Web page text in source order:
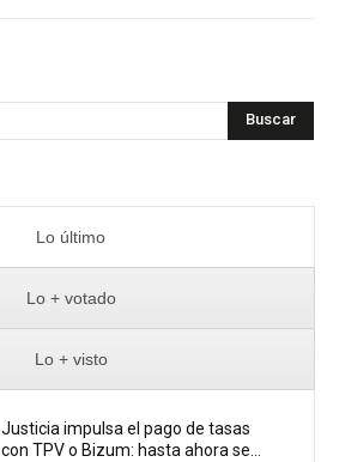
Buscar
Lo último
Lo + votado
Lo + visto
Justicia impulsa el pago de tasas
con TPV o Bizum: hasta ahora se...